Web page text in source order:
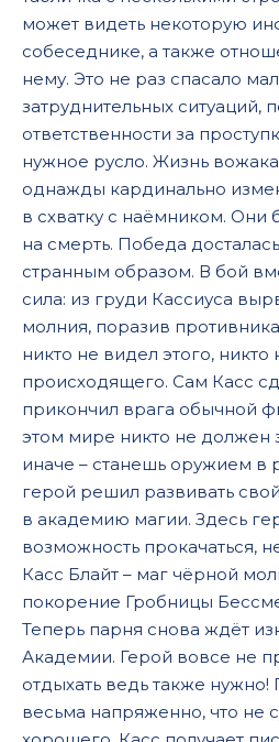
может видеть некоторую
собеседнике, а также
нему. Это не раз спасало
затруднительных ситуаций,
ответственности за
нужное русло. Жизнь
однажды кардинально
в схватку с наёмником. Они
на смерть. Победа
странным образом. В бой
сила: из груди Кассиуса
молния, поразив
никто не видел этого, никто
происходящего. Сам Касс
прикончил врага обычной
этом мире никто не должен
иначе – станешь оружием в
герой решил развивать
в академию магии. Здесь
возможность прокачаться,
Касс Блайт – маг чёрной
покорение Гробницы
Теперь парня снова ждёт
Академии. Герой вовсе не
отдыхать ведь также нужно!
весьма напряженно, что не